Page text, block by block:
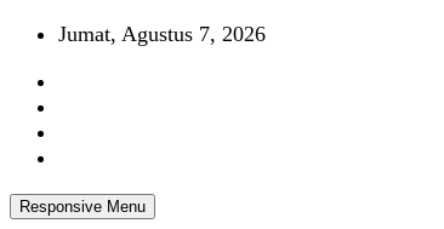
Skip
content
Jumat, Agustus 7, 2026
Responsive Menu